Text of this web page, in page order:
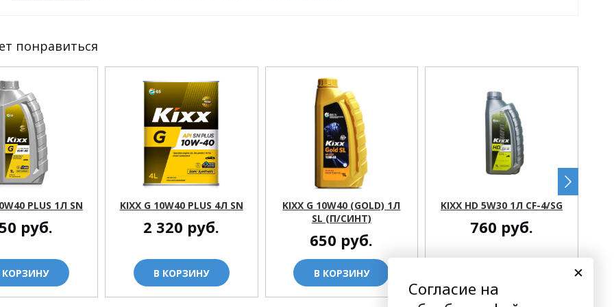
понравиться
PLUS 1Л SN
руб.
КОРЗИНУ
KIXX G 10W40 PLUS 4Л SN
2 320 руб.
В КОРЗИНУ
KIXX G 10W40 (GOLD) 1Л
SL (П/СИНТ)
650 руб.
В КОРЗИНУ
KIXX HD 5W30 1Л CF-4/SG
760 руб.
Согласие на